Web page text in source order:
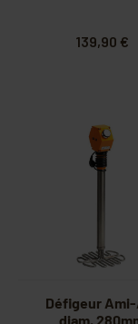
139,90 €
Défigeur
diam.